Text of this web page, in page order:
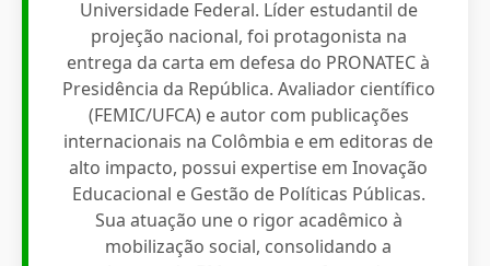
Universidade Federal. Líder estudantil de
projeção nacional, foi protagonista na
entrega da carta em defesa do PRONATEC à
Presidência da República. Avaliador científico
(FEMIC/UFCA) e autor com publicações
internacionais na Colômbia e em editoras de
alto impacto, possui expertise em Inovação
Educacional e Gestão de Políticas Públicas.
Sua atuação une o rigor acadêmico à
mobilização social, consolidando a